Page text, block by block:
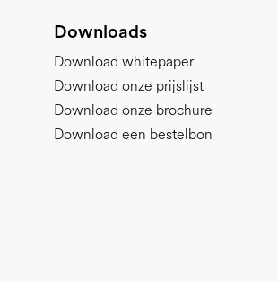
Downloads
Download whitepaper
Download onze prijslijst
Download onze brochure
Download een bestelbon